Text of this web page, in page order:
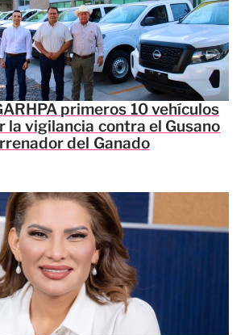
primeros 10 vehículos
la vigilancia contra el Gusano
del Ganado